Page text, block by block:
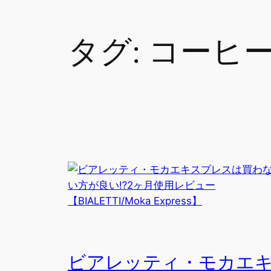
タグ: コーヒ
ビアレッティ・モカエ